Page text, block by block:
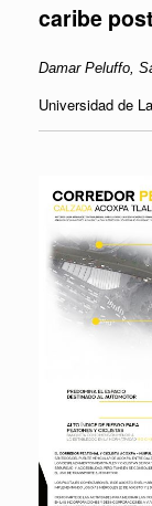
caribe
Damar Peluffo,
Universidad de